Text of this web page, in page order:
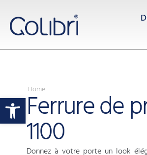
Ouvrir la barre d’outils
Home
Ferrure de
1100
Donnez à votre porte un look